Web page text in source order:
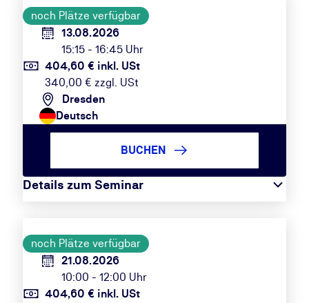
noch Plätze verfügbar
13.08.2026
15:15 - 16:45 Uhr
404,60 € inkl. USt
340,00 € zzgl. USt
Dresden
Deutsch
Details zum Seminar
BUCHEN
noch Plätze verfügbar
21.08.2026
10:00 - 12:00 Uhr
404,60 € inkl. USt